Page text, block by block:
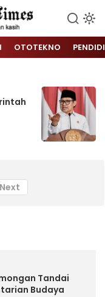
OTOTEKNO
Next
Tandai
Budaya